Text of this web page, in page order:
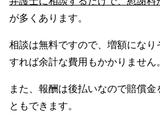
が多くあります。
相談は無料ですので、増額にな
すれば余計な費用もかかりません
また、報酬は後払いなので賠償金
ともできます。